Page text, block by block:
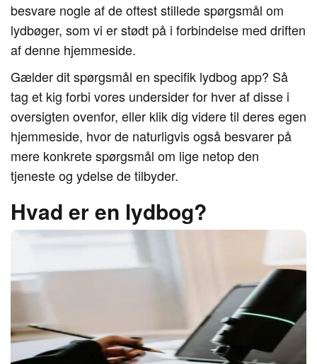
besvare nogle af de oftest stillede spørgsmål om
lydbøger, som vi er stødt på i forbindelse med driften
af denne hjemmeside.
Gælder dit spørgsmål en specifik lydbog app? Så
tag et kig forbi vores undersider for hver af disse i
oversigten ovenfor, eller klik dig videre til deres egen
hjemmeside, hvor de naturligvis også besvarer på
mere konkrete spørgsmål om lige netop den
tjeneste og ydelse de tilbyder.
Hvad er en lydbog?